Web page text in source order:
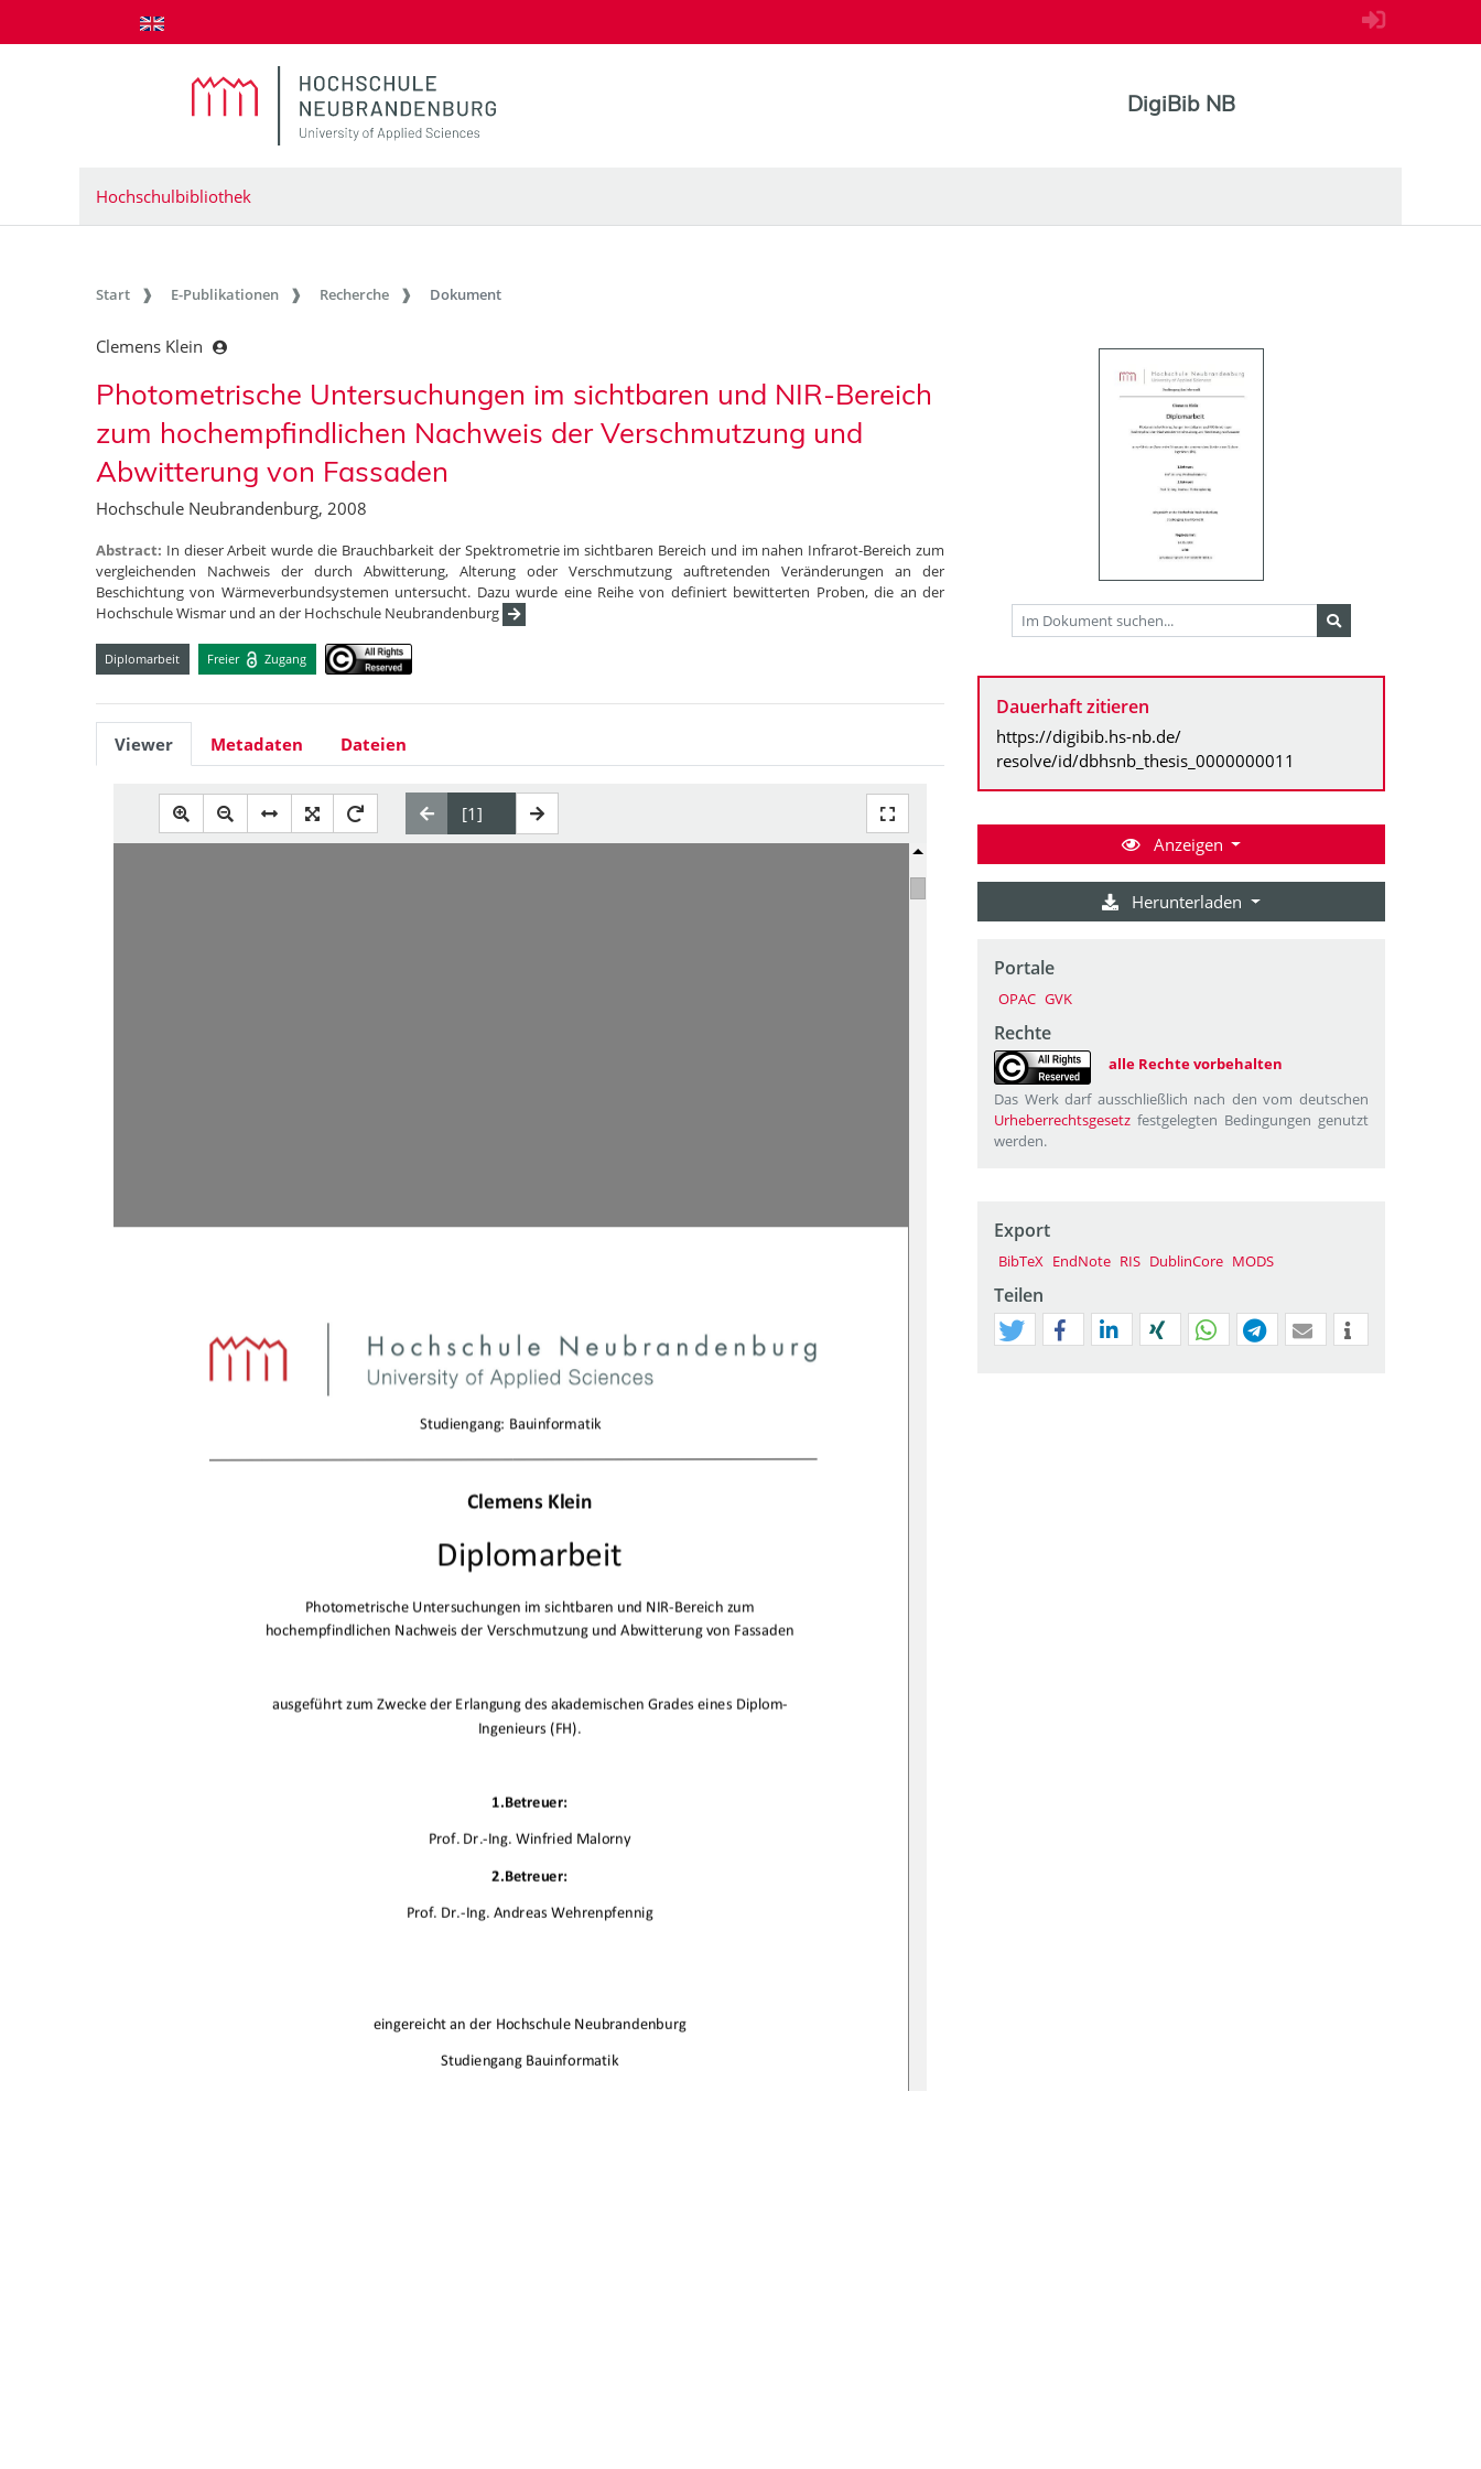
zum Inhalt springen
DigiBib NB
Hochschulbibliothek
Start E-Publikationen Recherche Dokument
Clemens Klein
Photometrische Untersuchungen im sichtbaren und NIR-Bereich
zum hochempfindlichen Nachweis der Verschmutzung und
Abwitterung von Fassaden
Hochschule Neubrandenburg, 2008
Abstract: In dieser Arbeit wurde die Brauchbarkeit der Spektrometrie im sichtbaren Bereich und im nahen Infrarot-Bereich zum
vergleichenden Nachweis der durch Abwitterung, Alterung oder Verschmutzung auftretenden Veränderungen an der
Beschichtung von Wärmeverbundsystemen untersucht. Dazu wurde eine Reihe von definiert bewitterten Proben, die an der
Hochschule Wismar und an der Hochschule Neubrandenburg
Diplomarbeit Freier Zugang
Viewer Metadaten Dateien
Studiengang:Bauinformatik

ClemensKlein
Diplomarbeit
PhotometrischeUntersuchungenimsichtbarenundNIRBereichzum
hochempfindlichenNachweisderVerschmutzungundAbwitterungvonFassaden
ausgeführtzumZweckederErlangungdesakademischenGradeseinesDiplom
Ingenieurs(FH).
1.Betreuer:
Prof.Dr.Ing.WinfriedMalorny
2.Betreuer:
Prof.Dr.Ing.AndreasWehrenpfennig
eingereichtanderHochschuleNeubrandenburg
StudiengangBauinformatik
Dauerhaft zitieren
https://digibib.hs-nb.de/
resolve/id/dbhsnb_thesis_0000000011
Anzeigen
Herunterladen
Portale
OPAC GVK
Rechte
alle Rechte vorbehalten
Das Werk darf ausschließlich nach den vom deutschen
Urheberrechtsgesetz festgelegten Bedingungen genutzt
werden.
Export
BibTeX EndNote RIS DublinCore MODS
Teilen